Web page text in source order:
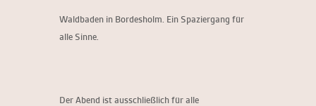
Hospiz-Notiz
Vereinsmitgliedschaft & Spenden
Waldbaden in Bordesholm. Ein Spaziergang für
alle Sinne.
Der Abend ist ausschließlich für alle